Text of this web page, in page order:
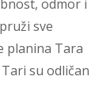
odmor i
sve
planina Tara
su odličan